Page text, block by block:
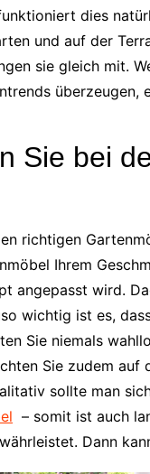
dies
und auf der
sie gleich mit.
überzeugen,
Sie bei
richtigen
Ihrem
angepasst wird.
wichtig ist es,
Sie niemals
Sie zudem
sollte man
– somit ist auch
Dann